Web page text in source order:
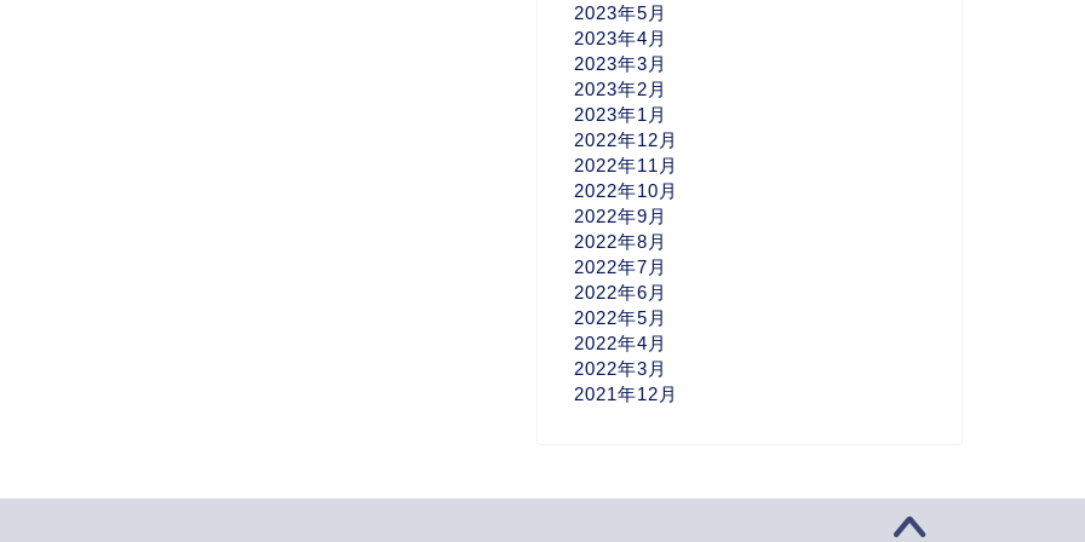
2023年5月
2023年4月
2023年3月
2023年2月
2023年1月
2022年12月
2022年11月
2022年10月
2022年9月
2022年8月
2022年7月
2022年6月
2022年5月
2022年4月
2022年3月
2021年12月